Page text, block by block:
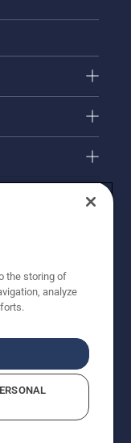
Priserna
Alla angivna
(inkl.
för direkt köp.
the storing of
analyze